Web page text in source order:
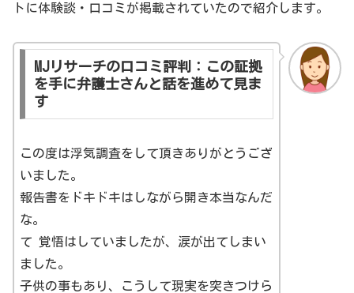
トに体験談・口コミが掲載されていたので紹介します。
MJリサーチの口コミ評判：この証拠
を手に弁護士さんと話を進めて見ま
す
この度は浮気調査をして頂きありがとうござ
いました。
報告書をドキドキはしながら開き本当なんだ
な。
て 覚悟はしていましたが、涙が出てしまい
ました。
子供の事もあり、こうして現実を突きつけら